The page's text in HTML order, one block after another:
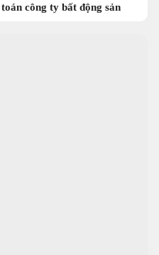
công ty bất động sản